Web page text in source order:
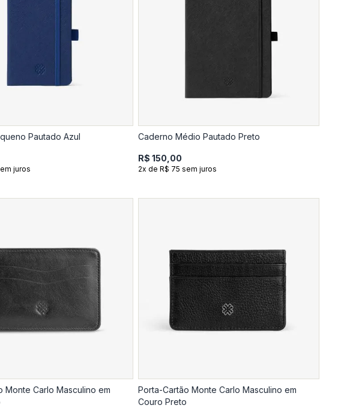
Pautado Azul
juros
Caderno Médio Pautado Preto
R$ 150,00
2x de R$ 75 sem juros
Monte Carlo Masculino em
Porta-Cartão Monte Carlo Masculino em
Couro Preto